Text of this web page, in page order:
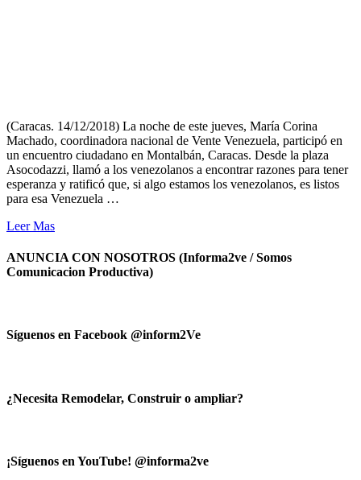
(Caracas. 14/12/2018) La noche de este jueves, María Corina
Machado, coordinadora nacional de Vente Venezuela, participó en
un encuentro ciudadano en Montalbán, Caracas. Desde la plaza
Asocodazzi, llamó a los venezolanos a encontrar razones para tener
esperanza y ratificó que, si algo estamos los venezolanos, es listos
para esa Venezuela …
Leer Mas
ANUNCIA CON NOSOTROS (Informa2ve / Somos
Comunicacion Productiva)
Síguenos en Facebook @inform2Ve
¿Necesita Remodelar, Construir o ampliar?
¡Síguenos en YouTube! @informa2ve